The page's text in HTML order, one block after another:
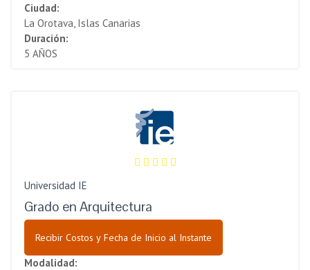
Ciudad:
La Orotava, Islas Canarias
Duración:
5 AÑOS
Universidad IE
Grado en Arquitectura
Recibir Costos y Fecha de Inicio al Instante
Modalidad: